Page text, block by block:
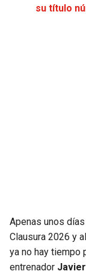
COWBOYS
SEAHAWKS
BEARS
CLIPPERS
PELICANS
SPURS
su título
Apenas unos
Clausura 2026 y
ya no hay tiempo
entrenador